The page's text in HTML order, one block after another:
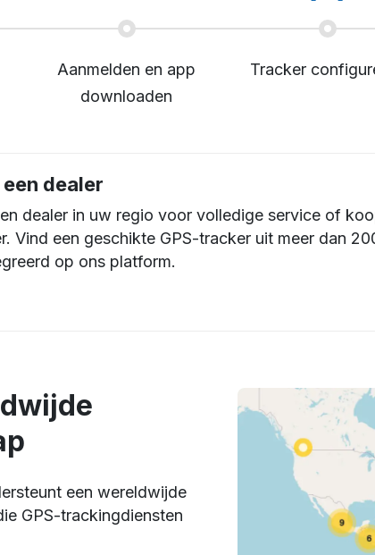
Aanmelden en app
downloaden
Tracker
dealer
dealer in uw regio voor volledige service of
Vind een geschikte GPS-tracker uit meer dan
op ons platform.
een wereldwijde
GPS-trackingdiensten